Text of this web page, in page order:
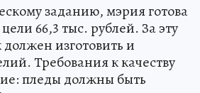
заданию, мэрия готова
66,3 тыс. рублей. За эту
изготовить и
Требования к качеству
пледы должны быть